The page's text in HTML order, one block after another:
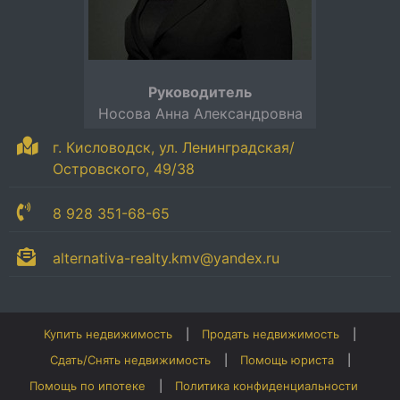
г. Кисловодск, ул. Ленинградская/
Островского, 49/38
8 928 351-68-65
alternativa-realty.kmv@yandex.ru
Руководитель
Носова Анна Александровна
Купить недвижимость
Продать недвижимость
Сдать/Снять недвижимость
Помощь юриста
Помощь по ипотеке
Политика конфиденциальности